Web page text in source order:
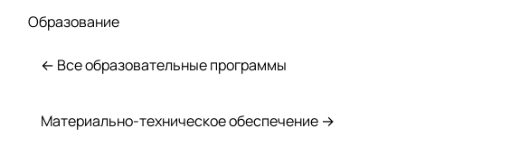
Образование
← Все образовательные программы
Материально-техническое обеспечение →